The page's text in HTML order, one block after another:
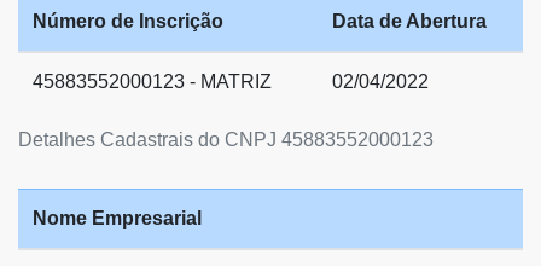
Detalhes Cadastrais do CNPJ 45883552000123
Número de Inscrição Data de Abertura
45883552000123 - MATRIZ 02/04/2022
Nome Empresarial